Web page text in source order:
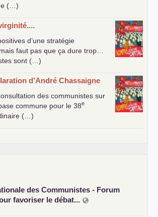
(…)
d’une stratégie
faut pas que ça dure trop…
sont (…)
d’André Chassaigne
des communistes sur
commune pour le 38e
(…)
des Communistes - Forum
favoriser le débat...